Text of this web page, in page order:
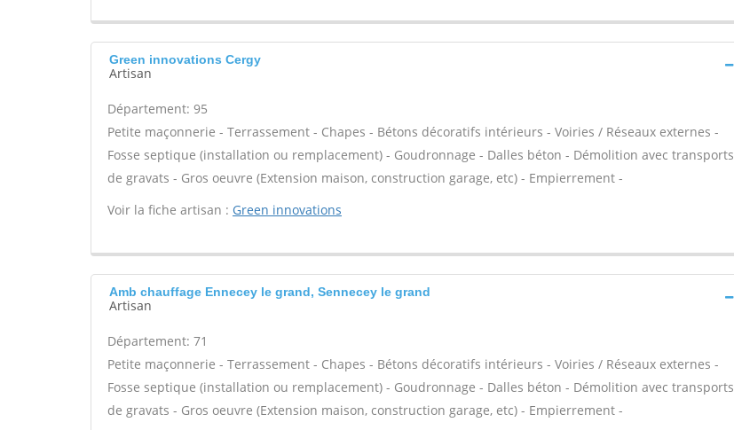
Green innovations Cergy
Artisan
Département: 95
Petite maçonnerie - Terrassement - Chapes - Bétons décoratifs intérieurs - Voiries / Réseaux externes -
Fosse septique (installation ou remplacement) - Goudronnage - Dalles béton - Démolition avec transports
de gravats - Gros oeuvre (Extension maison, construction garage, etc) - Empierrement -
Voir la fiche artisan : Green innovations
Amb chauffage Ennecey le grand, Sennecey le grand
Artisan
Département: 71
Petite maçonnerie - Terrassement - Chapes - Bétons décoratifs intérieurs - Voiries / Réseaux externes -
Fosse septique (installation ou remplacement) - Goudronnage - Dalles béton - Démolition avec transports
de gravats - Gros oeuvre (Extension maison, construction garage, etc) - Empierrement -